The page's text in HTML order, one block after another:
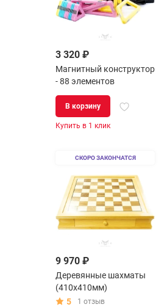
3 320 ₽
Магнитный конструктор
- 88 элементов
В корзину
Купить в 1 клик
СКОРО ЗАКОНЧАТСЯ
9 970 ₽
Деревянные шахматы
(410х410мм)
5
1 отзыв